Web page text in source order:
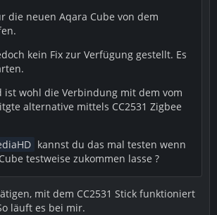
die neuen Aqara Cube von dem
kein Fix zur Verfügung gestellt. Es
ist wohl die Verbindung mit dem vom
alternative mittels CC2531 Zigbee
kannst du das mal testen wenn
testweise zukommen lasse ?
mit dem CC2531 Stick funktioniert
läuft es bei mir.